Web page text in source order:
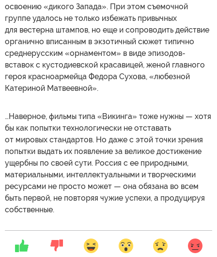
освоению «дикого Запада». При этом съемочной
группе удалось не только избежать привычных
для вестерна штампов, но еще и сопроводить действие
органично вписанным в экзотичный сюжет типично
среднерусским «орнаментом» в виде эпизодов-
вставок с кустодиевской красавицей, женой главного
героя красноармейца Федора Сухова, «любезной
Катериной Матвеевной».
…Наверное, фильмы типа «Викинга» тоже нужны — хотя
бы как попытки технологически не отставать
от мировых стандартов. Но даже с этой точки зрения
попытки выдать их появление за великое достижение
ущербны по своей сути. Россия с ее природными,
материальными, интеллектуальными и творческими
ресурсами не просто может — она обязана во всем
быть первой, не повторяя чужие успехи, а продуцируя
собственные.